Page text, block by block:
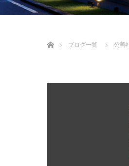
ブログ一覧
公善